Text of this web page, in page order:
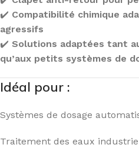
✔️ Compatibilité chimique
agressifs
✔️ Solutions adaptées tant
qu’aux petits systèmes de
Idéal pour :
Systèmes de dosage
Traitement des eaux